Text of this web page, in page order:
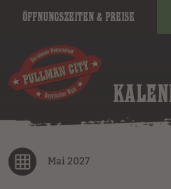
Öffnungszeiten & Preise
Mai 2027